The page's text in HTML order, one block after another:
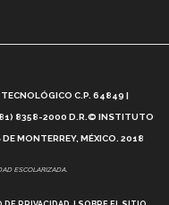
Tec? (video)
Artificial, Paola
C.P. 64849 |
(81) 8358-2000 D.R.© INSTITUTO
MONTERREY, MÉXICO. 2018
ESCOLARIZADA.